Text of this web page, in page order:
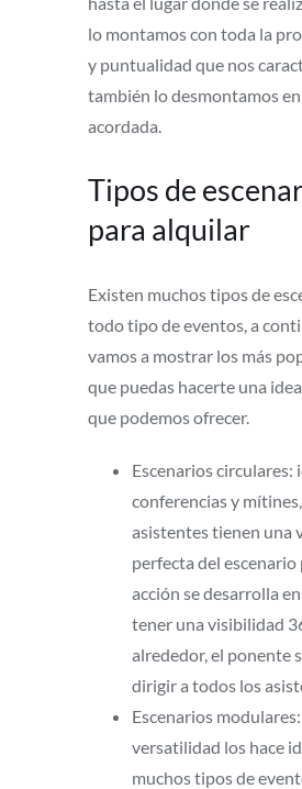
lo montamos con toda la
y puntualidad que nos
también lo desmontamos en
acordada.
Tipos de
para alquilar
Existen muchos tipos de
todo tipo de eventos, a
vamos a mostrar los más
que puedas hacerte una
que podemos ofrecer.
Escenarios circulares:
conferencias y
asistentes tienen una
perfecta del escenario
acción se desarrolla
tener una visibilidad
alrededor, el ponente
dirigir a todos los
Escenarios
versatilidad los hace
muchos tipos de